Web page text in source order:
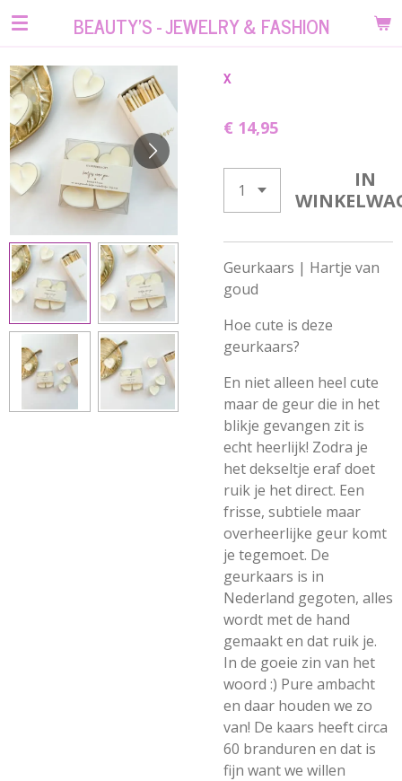
Ga
de
hoofdinhoud
BEAUTY'S - JEWELRY & FASHION
x
€ 14,95
IN
Geurkaars | Hartje van
goud
Hoe cute is deze
geurkaars?
En niet alleen heel cute
maar de geur die in het
blikje gevangen zit is
echt heerlijk! Zodra je
het dekseltje eraf doet
ruik je het direct. Een
frisse, subtiele maar
overheerlijke geur komt
je tegemoet. De
geurkaars is in
Nederland gegoten, alles
wordt met de hand
gemaakt en dat ruik je.
In de goeie zin van het
woord :) Pure ambacht
en daar houden we zo
van! De kaars heeft circa
60 branduren en dat is
fijn want we willen